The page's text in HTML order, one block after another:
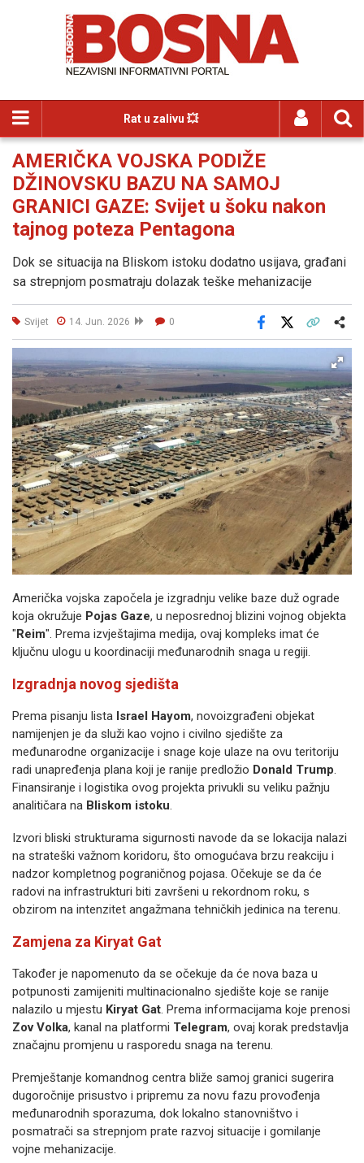
Rat u zalivu 💥
AMERIČKA VOJSKA PODIŽE
DŽINOVSKU BAZU NA SAMOJ
GRANICI GAZE: Svijet u šoku nakon
tajnog poteza Pentagona
Dok se situacija na Bliskom istoku dodatno usijava, građani
sa strepnjom posmatraju dolazak teške mehanizacije
Svijet 14. Jun. 2026 0
Facebook
Američka vojska započela je izgradnju velike baze duž ograde
koja okružuje Pojas Gaze, u neposrednoj blizini vojnog objekta
"Reim". Prema izvještajima medija, ovaj kompleks imat će
ključnu ulogu u koordinaciji međunarodnih snaga u regiji.
Izgradnja novog sjedišta
Prema pisanju lista Israel Hayom, novoizgrađeni objekat
namijenjen je da služi kao vojno i civilno sjedište za
međunarodne organizacije i snage koje ulaze na ovu teritoriju
radi unapređenja plana koji je ranije predložio Donald Trump.
Finansiranje i logistika ovog projekta privukli su veliku pažnju
analitičara na Bliskom istoku.
Izvori bliski strukturama sigurnosti navode da se lokacija nalazi
na strateški važnom koridoru, što omogućava brzu reakciju i
nadzor kompletnog pograničnog pojasa. Očekuje se da će
radovi na infrastrukturi biti završeni u rekordnom roku, s
obzirom na intenzitet angažmana tehničkih jedinica na terenu.
Zamjena za Kiryat Gat
Također je napomenuto da se očekuje da će nova baza u
potpunosti zamijeniti multinacionalno sjedište koje se ranije
nalazilo u mjestu Kiryat Gat. Prema informacijama koje prenosi
Zov Volka, kanal na platformi Telegram, ovaj korak predstavlja
značajnu promjenu u rasporedu snaga na terenu.
Premještanje komandnog centra bliže samoj granici sugerira
dugoročnije prisustvo i pripremu za novu fazu provođenja
međunarodnih sporazuma, dok lokalno stanovništvo i
posmatrači sa strepnjom prate razvoj situacije i gomilanje
vojne mehanizacije.